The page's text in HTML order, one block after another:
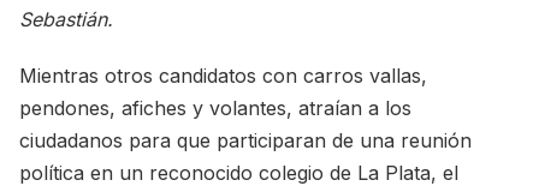
Sebastián.
Mientras otros candidatos con carros vallas,
pendones, afiches y volantes, atraían a los
ciudadanos para que participaran de una reunión
política en un reconocido colegio de La Plata, el